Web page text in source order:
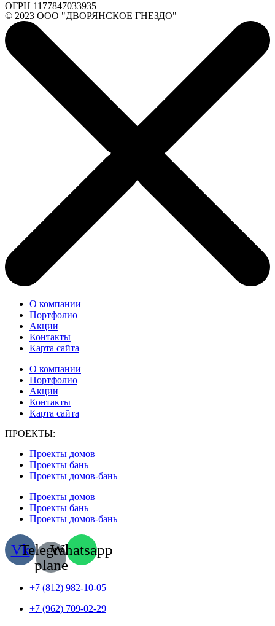
ОГРН 1177847033935
© 2023 ООО "ДВОРЯНСКОЕ ГНЕЗДО"
О компании
Портфолио
Акции
Контакты
Карта сайта
О компании
Портфолио
Акции
Контакты
Карта сайта
ПРОЕКТЫ:
Проекты домов
Проекты бань
Проекты домов-бань
Проекты домов
Проекты бань
Проекты домов-бань
VkTelegram-
plane
Whatsapp
+7 (812) 982-10-05
+7 (962) 709-02-29